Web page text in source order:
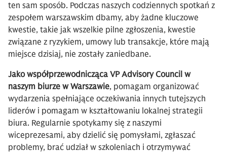
ten sam sposób. Podczas naszych codziennych spotkań z
zespołem warszawskim dbamy, aby żadne kluczowe
kwestie, takie jak wszelkie pilne zgłoszenia, kwestie
związane z ryzykiem, umowy lub transakcje, które mają
miejsce dzisiaj, nie zostały zaniedbane.
Jako współprzewodnicząca VP Advisory Council w
naszym biurze w Warszawie, pomagam organizować
wydarzenia spełniające oczekiwania innych tutejszych
liderów i pomagam w kształtowaniu lokalnej strategii
biura. Regularnie spotykamy się z naszymi
wiceprezesami, aby dzielić się pomysłami, zgłaszać
problemy, brać udział w szkoleniach i otrzymywać